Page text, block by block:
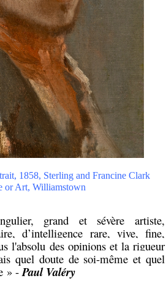
1858, Sterling and Francine Clark
or Art, Williamstown
grand et sévère artiste,
d’intelligence rare, vive, fine,
l'absolu des opinions et la rigueur
quel doute de soi-même et quel
» -Paul Valéry